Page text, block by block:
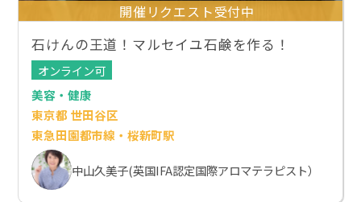
開催リクエスト受付中
石けんの王道！マルセイユ石鹸を作る！
オンライン可
美容・健康
東京都 世田谷区
東急田園都市線・桜新町駅
中山久美子(英国IFA認定国際アロマテラピスト）